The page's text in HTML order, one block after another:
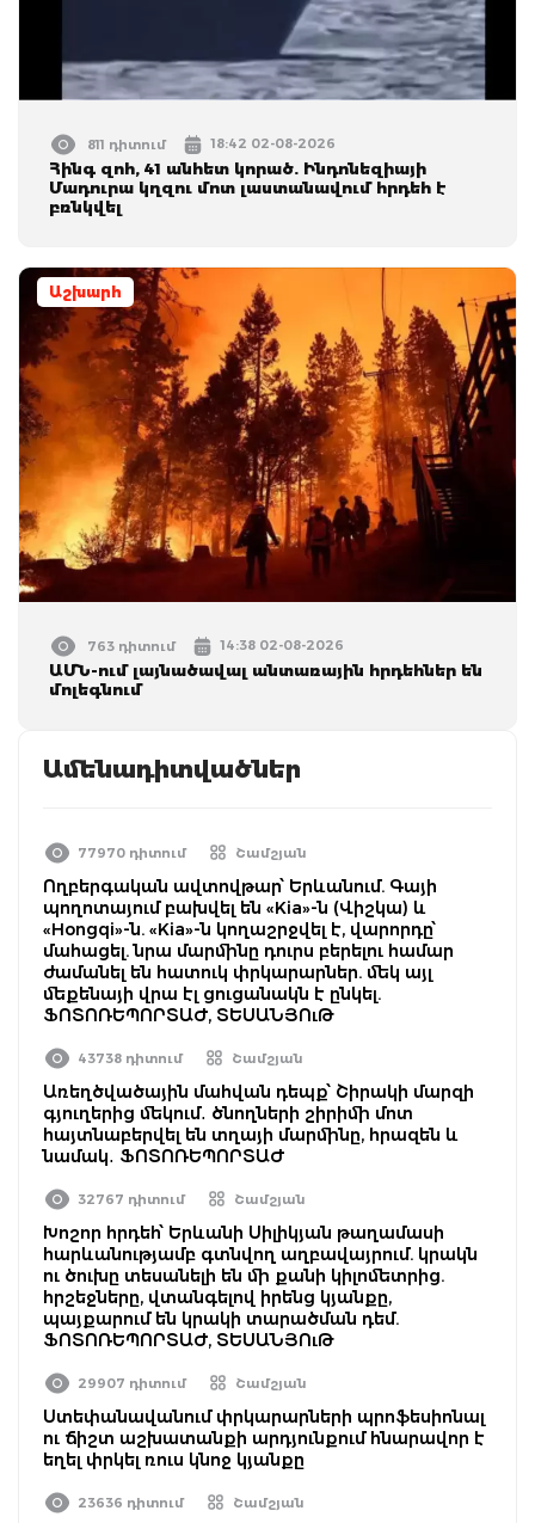
811 դիտում 18:42 02-08-2026
Հինգ զոհ, 41 անհետ կորած. Ինդոնեզիայի
Մադուրա կղզու մոտ լաստանավում հրդեհ է
բռնկվել
Աշխարհ
763 դիտում 14:38 02-08-2026
ԱՄՆ-ում լայնածավալ անտառային հրդեհներ են
մոլեգնում
Ամենադիտվածներ
77970 դիտում Շամշյան
Ողբերգական ավտովթար՝ Երևանում. Գայի
պողոտայում բախվել են «Kia»-ն (Վիշկա) և
«Hongqi»-ն. «Kia»-ն կողաշրջվել է, վարորդը՝
մահացել. նրա մարմինը դուրս բերելու համար
ժամանել են հատուկ փրկարարներ. մեկ այլ
մեքենայի վրա էլ ցուցանակն է ընկել.
ՖՈՏՈՌԵՊՈՐՏԱԺ, ՏԵՍԱՆՅՈւԹ
43738 դիտում Շամշյան
Առեղծվածային մահվան դեպք՝ Շիրակի մարզի
գյուղերից մեկում․ ծնողների շիրիմի մոտ
հայտնաբերվել են տղայի մարմինը, հրազեն և
նամակ․ ՖՈՏՈՌԵՊՈՐՏԱԺ
32767 դիտում Շամշյան
Խոշոր հրդեհ՝ Երևանի Սիլիկյան թաղամասի
հարևանությամբ գտնվող աղբավայրում. կրակն
ու ծուխը տեսանելի են մի քանի կիլոմետրից.
հրշեջները, վտանգելով իրենց կյանքը,
պայքարում են կրակի տարածման դեմ.
ՖՈՏՈՌԵՊՈՐՏԱԺ, ՏԵՍԱՆՅՈւԹ
29907 դիտում Շամշյան
Ստեփանավանում փրկարարների պրոֆեսիոնալ
ու ճիշտ աշխատանքի արդյունքում հնարավոր է
եղել փրկել ռուս կնոջ կյանքը
23636 դիտում Շամշյան